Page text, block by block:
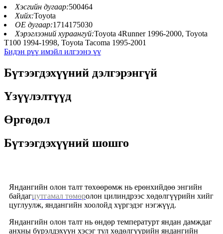
Хэсгийн дугаар:500464
Хийх:Toyota
OE дугаар:1714175030
Хэрэглээний хураангуй:Toyota 4Runner 1996-2000, Toyota
T100 1994-1998, Toyota Tacoma 1995-2001
Бидэн рүү имэйл илгээнэ үү
Бүтээгдэхүүний дэлгэрэнгүй
Үзүүлэлтүүд
Өргөдөл
Бүтээгдэхүүний шошго
Яндангийн олон талт төхөөрөмж нь ерөнхийдөө энгийн
байдагцутгамал төмөролон цилиндрээс хөдөлгүүрийн хийг
цуглуулж, яндангийн хоолойд хүргэдэг нэгжүүд.
Яндангийн олон талт нь өндөр температурт яндан дамждаг
анхны бүрэлдэхүүн хэсэг тул хөдөлгүүрийн яндангийн